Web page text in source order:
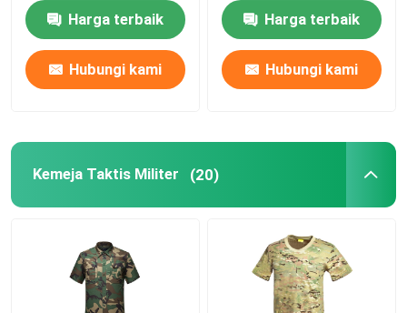
Harga terbaik
Hubungi kami
Harga terbaik
Hubungi kami
Kemeja Taktis Militer (20)